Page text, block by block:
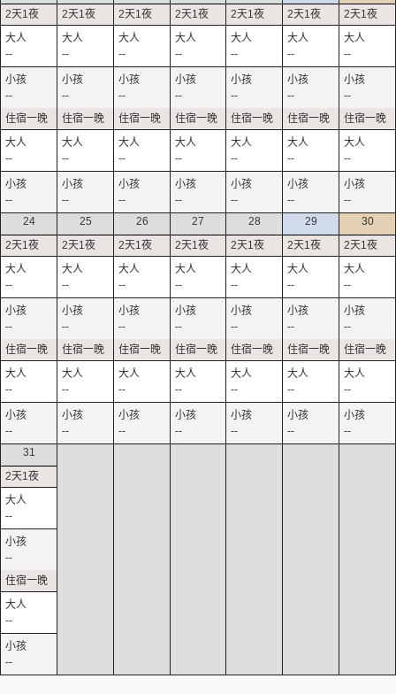
--
--
--
--
--
--
--
--
--
--
--
--
--
--
--
--
--
--
--
--
--
--
--
--
--
--
--
--
24
--
--
--
--
25
--
--
--
--
26
--
--
--
--
27
--
--
--
--
28
--
--
--
--
29
--
--
--
--
30
--
--
--
--
31
--
--
--
--